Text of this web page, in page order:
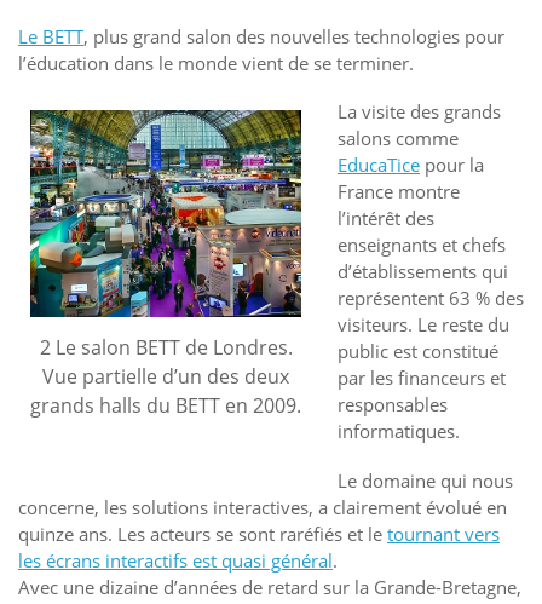
Le BETT, plus grand salon des nouvelles technologies pour
l’éducation dans le monde vient de se terminer.
2 Le salon BETT de Londres.
Vue partielle d’un des deux
grands halls du BETT en 2009.
La visite des grands
salons comme
EducaTice pour la
France montre
l’intérêt des
enseignants et chefs
d’établissements qui
représentent 63 % des
visiteurs. Le reste du
public est constitué
par les financeurs et
responsables
informatiques.
Le domaine qui nous
concerne, les solutions interactives, a clairement évolué en
quinze ans. Les acteurs se sont raréfiés et le tournant vers
les écrans interactifs est quasi général.
Avec une dizaine d’années de retard sur la Grande-Bretagne,